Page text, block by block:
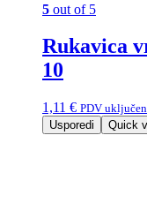
5 out of 5
Rukavica
10
1,11 € PDV uključen
Usporedi Quick